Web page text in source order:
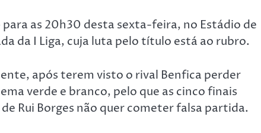
as 20h30 desta sexta-feira, no Estádio de
da I Liga, cuja luta pelo título está ao rubro.
após terem visto o rival Benfica perder
verde e branco, pelo que as cinco finais
Rui Borges não quer cometer falsa partida.